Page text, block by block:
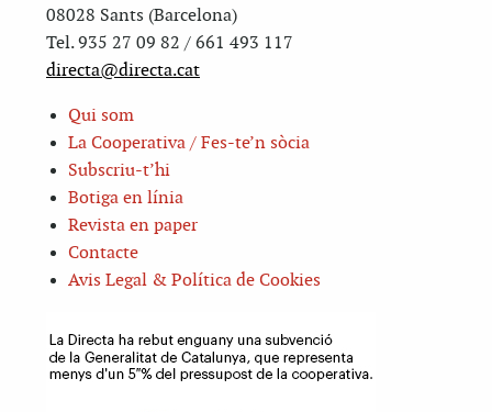
08028 Sants (Barcelona)
Tel. 935 27 09 82 / 661 493 117
directa@directa.cat
Qui som
La Cooperativa / Fes-te’n sòcia
Subscriu-t’hi
Botiga en línia
Revista en paper
Contacte
Avis Legal & Política de Cookies